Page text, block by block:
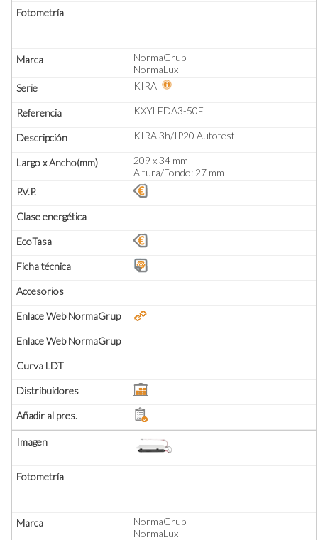
NormaGrup
NormaLux
KIRA
KXYLEDA3-50E
KIRA 3h/IP20 Autotest
209 x 34 mm
Altura/Fondo: 27 mm
NormaGrup
NormaLux